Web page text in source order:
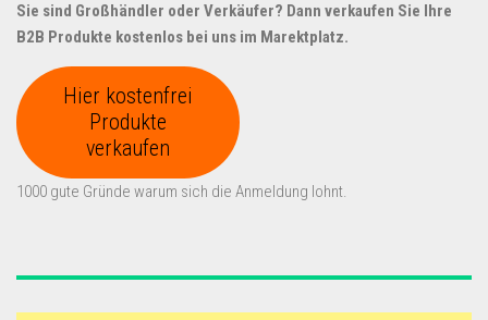
Sie sind Großhändler oder Verkäufer? Dann verkaufen Sie Ihre
B2B Produkte kostenlos bei uns im Marektplatz.
Hier kostenfrei
Produkte
verkaufen
1000 gute Gründe warum sich die Anmeldung lohnt.